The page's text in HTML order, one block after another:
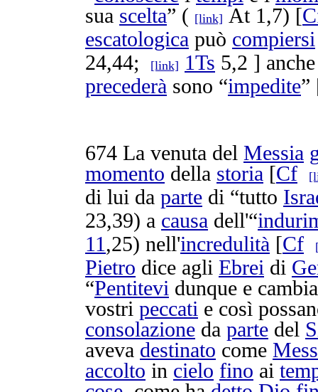
sua scelta” ( [link] At 1,7) [
escatologica può compiersi
24,44;
[link] 1Ts 5,2 ]
precederà sono “impedite”
674 La venuta del Messia
momento della storia [Cf
di lui da parte di “tutto
23,39) a causa dell'“
11,25) nell'incredulità [Cf
Pietro dice agli Ebrei di
“Pentitevi dunque e
vostri peccati e così
consolazione da parte del
aveva destinato come
accolto in cielo fino ai